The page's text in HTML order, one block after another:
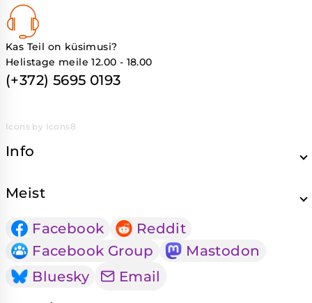
Kas Teil on küsimusi?
Helistage meile 12.00 - 18.00
(+372) 5695 0193
Icons by Icons8
Info
Meist
Facebook
Reddit
Facebook Group
Mastodon
Bluesky
Email